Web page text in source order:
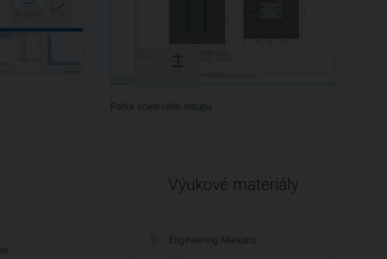
Patka ocelového sloupu
Výukové materiály
Engineering Manuals